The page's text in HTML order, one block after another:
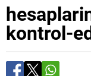
kontrol-